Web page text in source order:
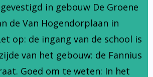
in gebouw De Groene
de Van Hogendorplaan in
op: de ingang van de school is
van het gebouw: de Fannius
Goed om te weten: In het